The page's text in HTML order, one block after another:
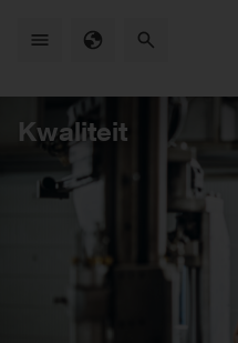
content
Kwaliteit